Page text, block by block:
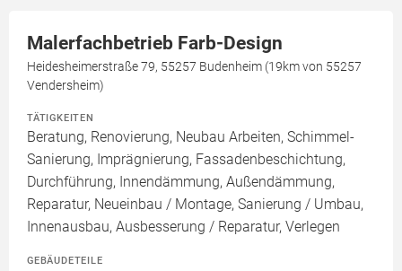
Malerfachbetrieb Farb-Design
Heidesheimerstraße 79, 55257 Budenheim (19km von 55257
Vendersheim)
TÄTIGKEITEN
Beratung, Renovierung, Neubau Arbeiten, Schimmel-
Sanierung, Imprägnierung, Fassadenbeschichtung,
Durchführung, Innendämmung, Außendämmung,
Reparatur, Neueinbau / Montage, Sanierung / Umbau,
Innenausbau, Ausbesserung / Reparatur, Verlegen
GEBÄUDETEILE